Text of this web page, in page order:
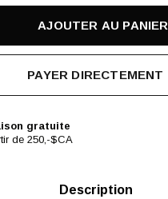
AJOUTER AU PANIER
PAYER DIRECTEMENT
gratuite
de 250,-$CA
Description